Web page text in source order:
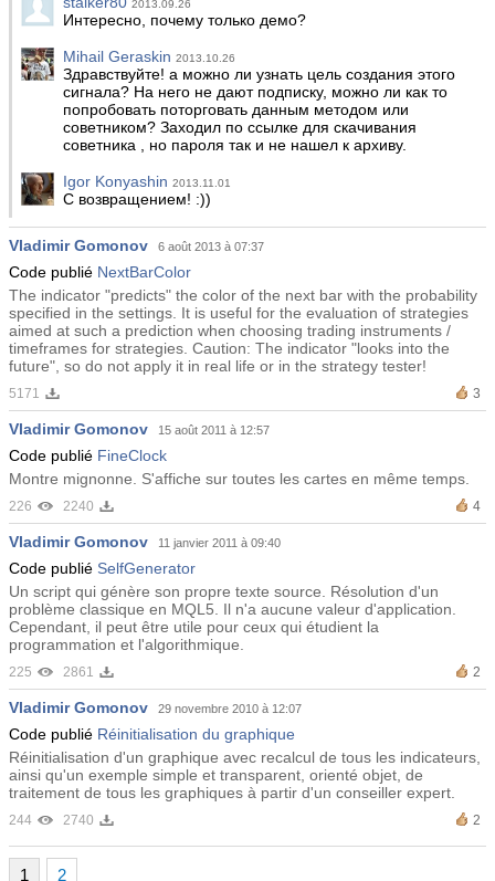
2013.09.26
Интересно, почему только демо?
Mihail Geraskin 2013.10.26
Здравствуйте! а можно ли узнать цель создания этого
сигнала? На него не дают подписку, можно ли как то
попробовать поторговать данным методом или
советником? Заходил по ссылке для скачивания
советника , но пароля так и не нашел к архиву.
Igor Konyashin 2013.11.01
С возвращением! :))
Vladimir Gomonov 6 août 2013 à 07:37
Code publié NextBarColor
The indicator "predicts" the color of the next bar with the probability
specified in the settings. It is useful for the evaluation of strategies
aimed at such a prediction when choosing trading instruments /
timeframes for strategies. Caution: The indicator "looks into the
future", so do not apply it in real life or in the strategy tester!
3
5171
Vladimir Gomonov 15 août 2011 à 12:57
Code publié FineClock
Montre mignonne. S'affiche sur toutes les cartes en même temps.
4
226 2240
Vladimir Gomonov 11 janvier 2011 à 09:40
Code publié SelfGenerator
Un script qui génère son propre texte source. Résolution d'un
problème classique en MQL5. Il n'a aucune valeur d'application.
Cependant, il peut être utile pour ceux qui étudient la
programmation et l'algorithmique.
2
225 2861
Vladimir Gomonov 29 novembre 2010 à 12:07
Code publié Réinitialisation du graphique
Réinitialisation d'un graphique avec recalcul de tous les indicateurs,
ainsi qu'un exemple simple et transparent, orienté objet, de
traitement de tous les graphiques à partir d'un conseiller expert.
2
244 2740
1 2